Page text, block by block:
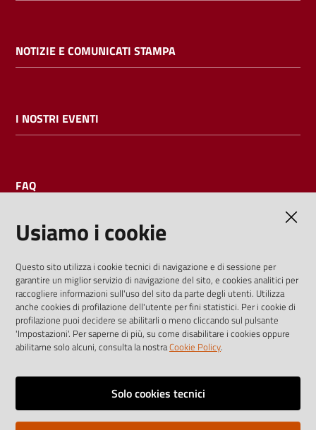
bibliotecario
NOTIZIE E COMUNICATI STAMPA
I NOSTRI EVENTI
FAQ
I dati personali pubblicati sono riutilizzabili solo alle condizioni
previste dalla direttiva comunitaria 2003/98/CE e dal d.lgs.
36/2006
Vai alla pagina
Note legali
Usiamo i cookie
Questo sito utilizza i cookie tecnici di navigazione e di sessione per
garantire un miglior servizio di navigazione del sito, e cookies analitici per
raccogliere informazioni sull'uso del sito da parte degli utenti. Utilizza
anche cookies di profilazione dell'utente per fini statistici. Per i cookie di
profilazione puoi decidere se abilitarli o meno cliccando sul pulsante
'Impostazioni'. Per saperne di più, su come disabilitare i cookies oppure
abilitarne solo alcuni, consulta la nostraCookie Policy.
Solo cookies tecnici